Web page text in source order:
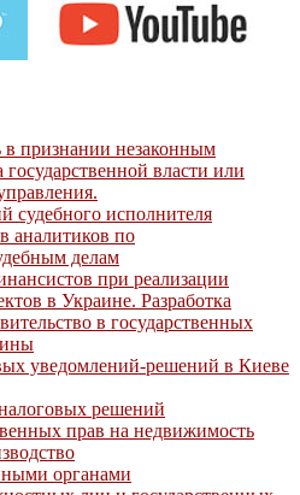
признании незаконным
государственной власти или
судебного исполнителя
аналитиков по
делам
при реализации
в Украине. Разработка
в государственных
уведомлений-решений в Киеве
решений
прав на недвижимость
органами